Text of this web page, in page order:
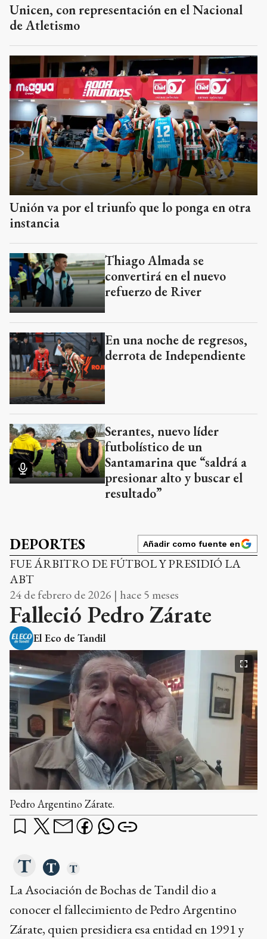
Unicen, con representación en el Nacional
de Atletismo
Unión va por el triunfo que lo ponga en otra
instancia
Thiago Almada se
convertirá en el nuevo
refuerzo de River
En una noche de regresos,
derrota de Independiente
Serantes, nuevo líder
futbolístico de un
Santamarina que “saldrá a
presionar alto y buscar el
resultado”
DEPORTES Añadir como fuente en
FUE ÁRBITRO DE FÚTBOL Y PRESIDIÓ LA
ABT
24 de febrero de 2026 | hace 5 meses
Falleció Pedro Zárate
El Eco de Tandil
Pedro Argentino Zárate.
La Asociación de Bochas de Tandil dio a
conocer el fallecimiento de Pedro Argentino
Zárate, quien presidiera esa entidad en 1991 y